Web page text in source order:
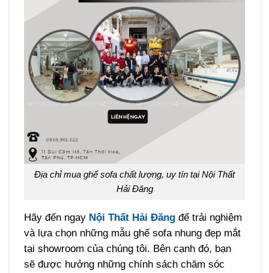
Địa chỉ mua ghế sofa chất lượng, uy tín tại Nội Thất
Hải Đăng
Hãy đến ngay Nội Thất Hải Đăng để trải nghiệm
và lựa chọn những mẫu ghế sofa nhung đẹp mắt
tại showroom của chúng tôi. Bên cạnh đó, bạn
sẽ được hưởng những chính sách chăm sóc